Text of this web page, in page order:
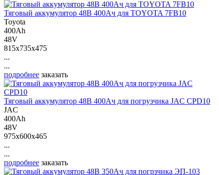
Тяговый аккумулятор 48В 400Ач для TOYOTA 7FB10
Toyota
400Ah
48V
815x735x475
...
...
подробнее заказать
Тяговый аккумулятор 48В 400Ач для погрузчика JAC CPD10
JAC
400Ah
48V
975x600x465
...
...
подробнее заказать